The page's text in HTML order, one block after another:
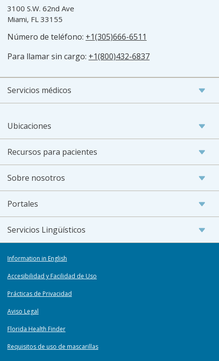
3100 S.W. 62nd Ave
Miami, FL 33155
Número de teléfono: +1(305)666-6511
Para llamar sin cargo: +1(800)432-6837
Servicios médicos
Ubicaciones
Recursos para pacientes
Sobre nosotros
Portales
Servicios Lingüísticos
Information in English
Accesibilidad y Facilidad de Uso
Prácticas de Privacidad
Aviso Legal
Florida Health Finder
Requisitos de uso de mascarillas